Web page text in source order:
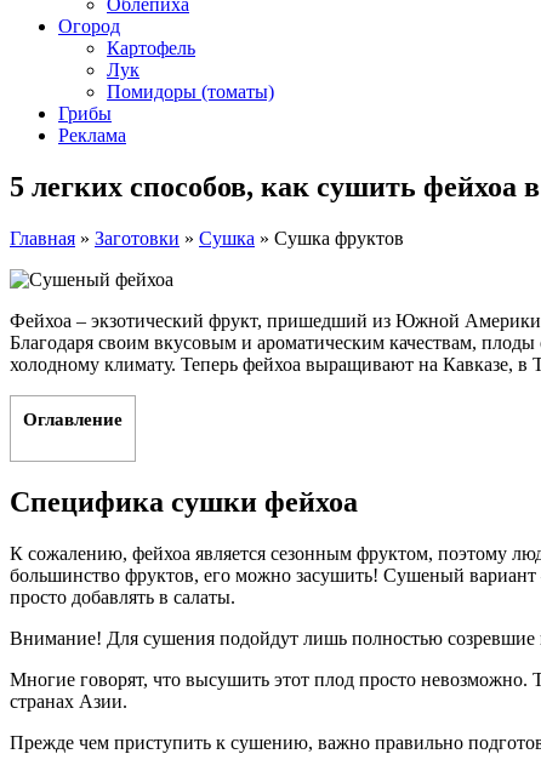
Облепиха
Огород
Картофель
Лук
Помидоры (томаты)
Грибы
Реклама
5 легких способов, как сушить
Главная » Заготовки » Сушка » Сушка фруктов
Фейхоа – экзотический фрукт, пришедший из Южной
Благодаря своим вкусовым и ароматическим качествам,
холодному климату. Теперь фейхоа выращивают на Кавказе,
Оглавление
Специфика сушки фейхоа
К сожалению, фейхоа является сезонным фруктом, поэтому
большинство фруктов, его можно засушить! Сушеный вариант
просто добавлять в салаты.
Внимание! Для сушения подойдут лишь полностью созревшие
Многие говорят, что высушить этот плод просто невозможно.
странах Азии.
Прежде чем приступить к сушению, важно правильно